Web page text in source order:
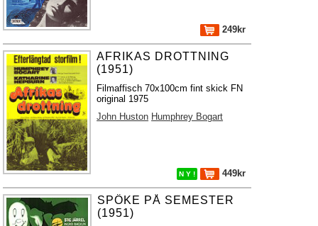
249kr
AFRIKAS DROTTNING
(1951)
Filmaffisch 70x100cm fint skick FN
original 1975
John Huston Humphrey Bogart
N Y ! 449kr
SPÖKE PÅ SEMESTER
(1951)